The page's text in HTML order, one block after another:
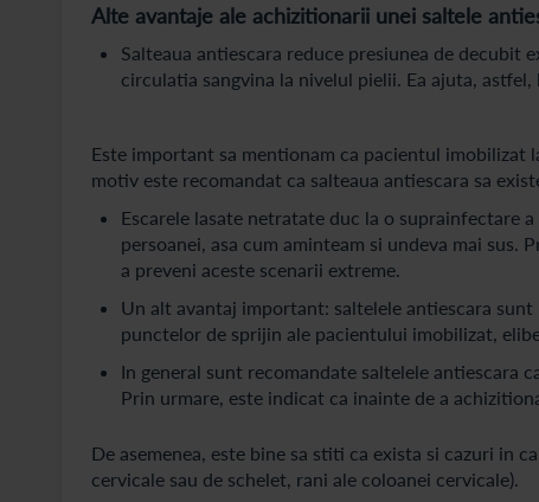
Alte avantaje ale achizitionarii unei saltele
Salteaua antiescara reduce presiunea de decubit
circulatia sangvina la nivelul pielii. Ea ajuta,
Este important sa mentionam ca pacientul imobilizat
motiv este recomandat ca salteaua antiescara sa
Escarele lasate netratate duc la o suprainfectare
persoanei, asa cum aminteam si undeva mai
a preveni aceste scenarii extreme.
Un alt avantaj important: saltelele antiescara
punctelor de sprijin ale pacientului imobilizat,
In general sunt recomandate saltelele antiescara
Prin urmare, este indicat ca inainte de a
De asemenea, este bine sa stiti ca exista si cazuri in
cervicale sau de schelet, rani ale coloanei cervicale).